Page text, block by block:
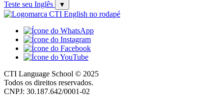
Teste seu Inglês ▼
CTI Language School © 2025
Todos os direitos reservados.
CNPJ: 30.187.642/0001-02